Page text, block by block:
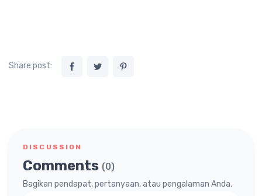
Share post:
DISCUSSION
Comments (0)
Bagikan pendapat, pertanyaan, atau pengalaman Anda.